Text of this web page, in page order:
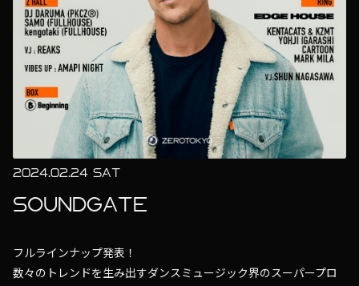
2024.02.24 SAT
SOUNDGATE
フルラインナップ発表！
数々のトレンドを生み出すダンスミュージック界のスーパープロ